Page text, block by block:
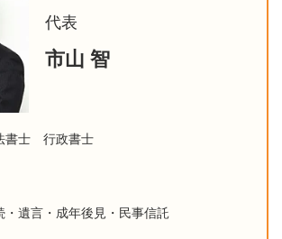
代表
市山 智
書士 行政書士
・遺言・成年後見・民事信託